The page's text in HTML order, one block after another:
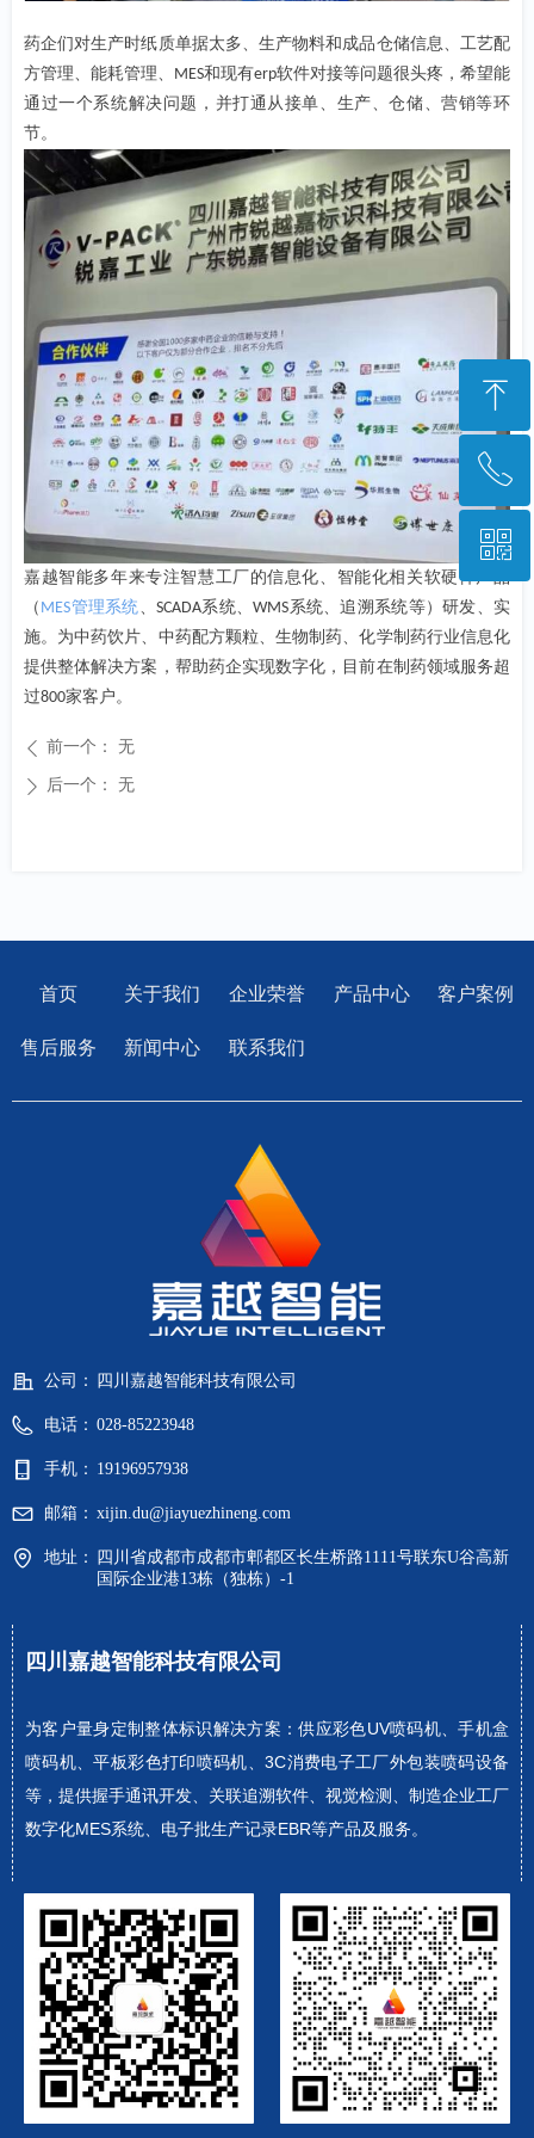
药企们对生产时纸质单据太多、生产物料和成品仓储信息、工艺配
方管理、能耗管理、 MES和现有erp软件对接等问题很头疼，希望能
通过一个系统解决问题，并打通从接单、生产、仓储、营销等环
节。
嘉越智能多年来专注智慧工厂的信息化、智能化相关软硬件产品
（ MES管理系统 、SCADA系统、WMS系统、追溯系统等）研发、实
施。为中药饮片、中药配方颗粒、生物制药、化学制药行业信息化
提供整体解决方案，帮助药企实现数字化，目前在制药领域服务超
过800家客户。
ꄴ 前一个： 无
ꄲ 后一个： 无
四川嘉越智能科技有限公司
为客户量身定制整体标识解决方案：供应彩色UV喷码机、手机盒
喷码机、平板彩色打印喷码机、3C消费电子工厂外包装喷码设备
等，提供握手通讯开发、关联追溯软件、视觉检测、制造企业工厂
数字化MES系统、电子批生产记录EBR等产品及服务。
公司： 四川嘉越智能科技有限公司
电话： 028-85223948
手机： 19196957938
邮箱： xijin.du@jiayuezhineng.com
地址：
四川省成都市成都市郫都区长生桥路1111号联东U谷高新
国际企业港13栋（独栋）-1
首页 关于我们 产品中心 客户案例
售后服务 新闻中心 联系我们
企业荣誉
ꁸ
回到顶部
ꂅ
028-85223948
ꀥ
微信二维码